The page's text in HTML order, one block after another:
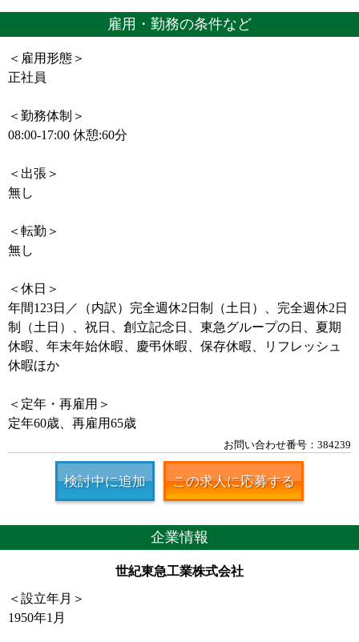
雇用・勤務の条件など
＜雇用形態＞
正社員
＜勤務体制＞
08:00-17:00 休憩:60分
＜出張＞
無し
＜転勤＞
無し
＜休日＞
年間123日／（内訳）完全週休2日制（土日）、完全週休2日
制（土日）、祝日、創立記念日、東急グループの日、夏期
休暇、年末年始休暇、慶弔休暇、保存休暇、リフレッシュ
休暇ほか
＜定年・再雇用＞
定年60歳、再雇用65歳
お問い合わせ番号：384239
検討中に追加 この求人に応募する
企業情報
世紀東急工業株式会社
＜設立年月＞
1950年1月